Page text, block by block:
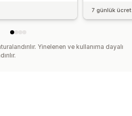
zamanlı analizler Trafik raporları
7 günlük
Yinelenen ve kullanıma dayalı